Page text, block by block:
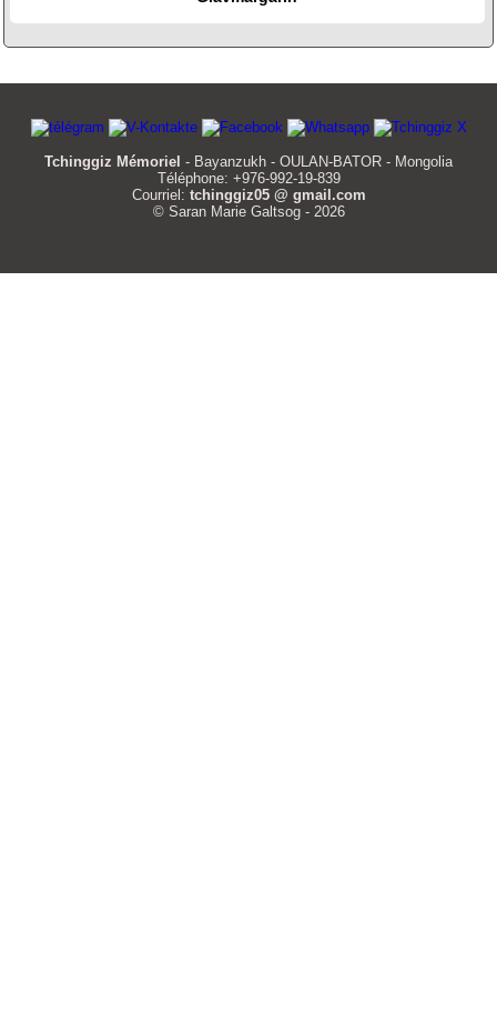
Tchinggiz Mémoriel - Bayanzukh - OULAN-BATOR - Mongolia
Téléphone: +976-992-19-839
Courriel: tchinggiz05 @ gmail.com
© Saran Marie Galtsog - 2026